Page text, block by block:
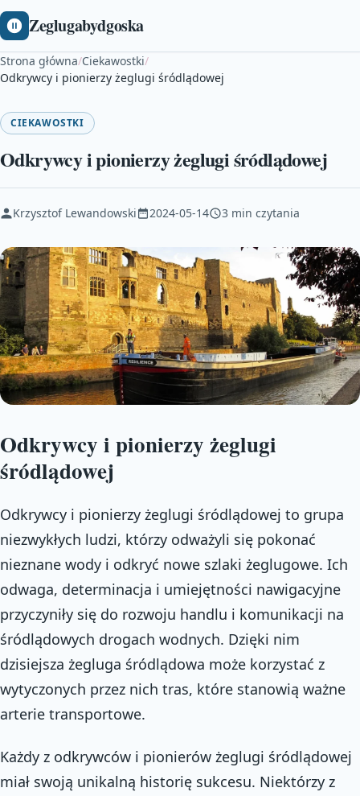
Zeglugabydgoska
Strona główna/Ciekawostki/
Odkrywcy i pionierzy żeglugi śródlądowej
CIEKAWOSTKI
Odkrywcy i pionierzy żeglugi śródlądowej
Krzysztof Lewandowski 2024-05-14 3 min czytania
Odkrywcy i pionierzy żeglugi
śródlądowej
Odkrywcy i pionierzy żeglugi śródlądowej to grupa
niezwykłych ludzi, którzy odważyli się pokonać
nieznane wody i odkryć nowe szlaki żeglugowe. Ich
odwaga, determinacja i umiejętności nawigacyjne
przyczyniły się do rozwoju handlu i komunikacji na
śródlądowych drogach wodnych. Dzięki nim
dzisiejsza żegluga śródlądowa może korzystać z
wytyczonych przez nich tras, które stanowią ważne
arterie transportowe.
Każdy z odkrywców i pionierów żeglugi śródlądowej
miał swoją unikalną historię sukcesu. Niektórzy z